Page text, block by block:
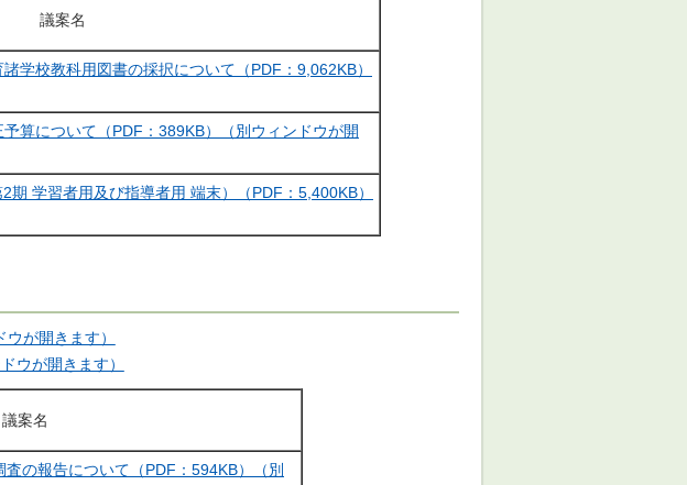
議案名
学校教科用図書の採択について（PDF：9,062KB）
算について（PDF：389KB）（別ウィンドウが開
期 学習者用及び指導者用 端末）（PDF：5,400KB）
が開きます）
ウが開きます）
議案名
の報告について（PDF：594KB）（別